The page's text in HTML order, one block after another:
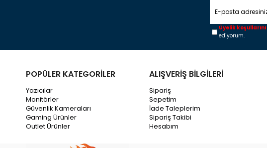
Üyelik koşullarını
ediyorum.
POPÜLER KATEGORİLER
Yazıcılar
Monitörler
Güvenlik Kameraları
Gaming Ürünler
Outlet Ürünler
ALIŞVERİŞ BİLGİLERİ
Sipariş
Sepetim
İade Taleplerim
Sipariş Takibi
Hesabım